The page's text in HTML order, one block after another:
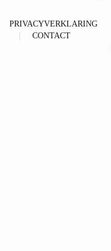
PRIVACYVERKLARING
CONTACT